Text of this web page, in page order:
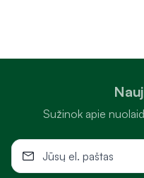
Sužinok apie